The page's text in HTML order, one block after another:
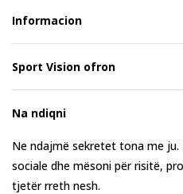
Informacion
Sport Vision ofron
Na ndiqni
Ne ndajmë sekretet tona me
sociale dhe mësoni për risitë,
tjetër rreth nesh.